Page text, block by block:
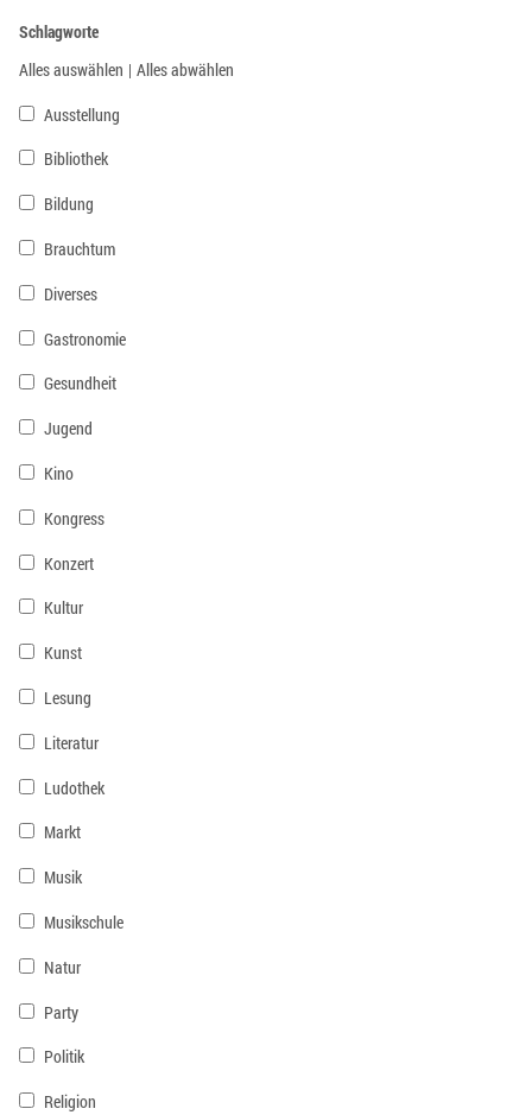
Schlagworte
Alles auswählen | Alles abwählen
Ausstellung
Bibliothek
Bildung
Brauchtum
Diverses
Gastronomie
Gesundheit
Jugend
Kino
Kongress
Konzert
Kultur
Kunst
Lesung
Literatur
Ludothek
Markt
Musik
Musikschule
Natur
Party
Politik
Religion